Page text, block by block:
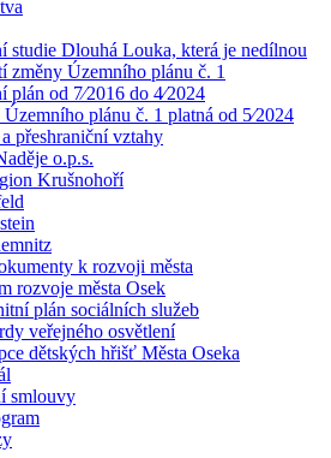
studie Dlouhá Louka, která je nedílnou
změny Územního plánu č. 1
plán od 7⁄2016 do 4⁄2024
Územního plánu č. 1 platná od 5⁄2024
přeshraniční vztahy
o.p.s.
Krušnohoří
k rozvoji města
rozvoje města Osek
plán sociálních služeb
veřejného osvětlení
dětských hřišť Města Oseka
smlouvy